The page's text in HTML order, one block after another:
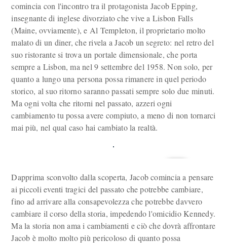
comincia con l'incontro tra il protagonista Jacob Epping,
insegnante di inglese divorziato che vive a Lisbon Falls
(Maine, ovviamente), e Al Templeton, il proprietario molto
malato di un diner, che rivela a Jacob un segreto: nel retro del
suo ristorante si trova un portale dimensionale, che porta
sempre a Lisbon, ma nel 9 settembre del 1958. Non solo, per
quanto a lungo una persona possa rimanere in quel periodo
storico, al suo ritorno saranno passati sempre solo due minuti.
Ma ogni volta che ritorni nel passato, azzeri ogni
cambiamento tu possa avere compiuto, a meno di non tornarci
mai più, nel qual caso hai cambiato la realtà.
Dapprima sconvolto dalla scoperta, Jacob comincia a pensare
ai piccoli eventi tragici del passato che potrebbe cambiare,
fino ad arrivare alla consapevolezza che potrebbe davvero
cambiare il corso della storia, impedendo l'omicidio Kennedy.
Ma la storia non ama i cambiamenti e ciò che dovrà affrontare
Jacob è molto molto più pericoloso di quanto possa